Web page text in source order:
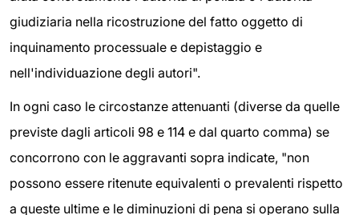
giudiziaria nella ricostruzione del fatto oggetto di
inquinamento processuale e depistaggio e
nell'individuazione degli autori".
In ogni caso le circostanze attenuanti (diverse da quelle
previste dagli articoli 98 e 114 e dal quarto comma) se
concorrono con le aggravanti sopra indicate, "non
possono essere ritenute equivalenti o prevalenti rispetto
a queste ultime e le diminuzioni di pena si operano sulla